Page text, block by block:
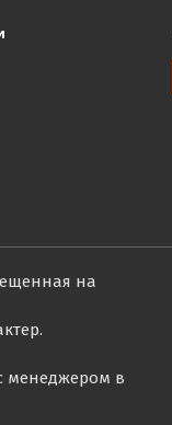
на
менеджером в